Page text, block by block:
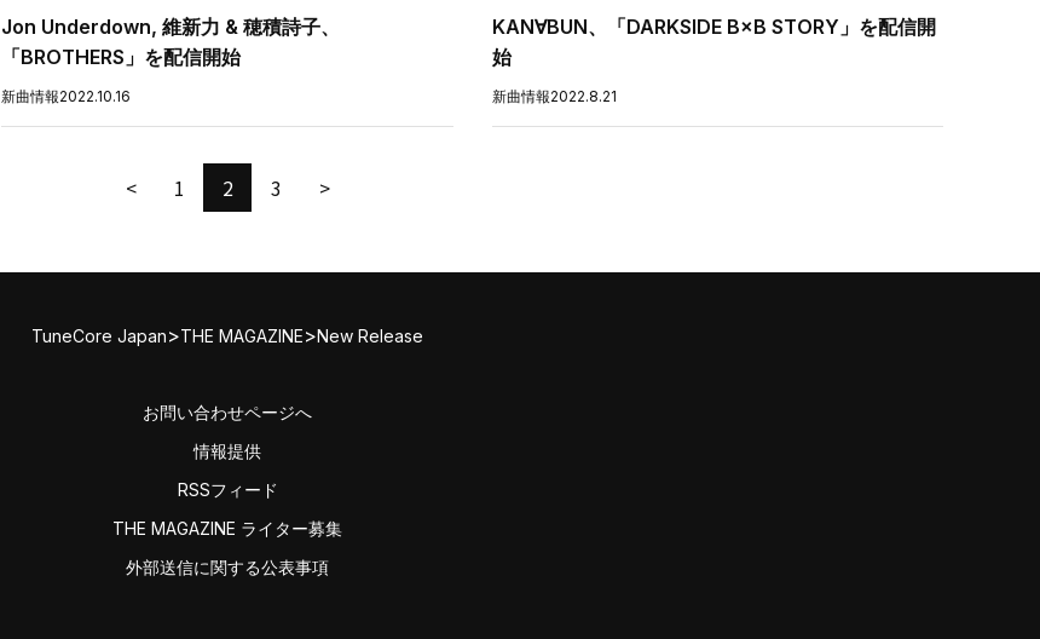
Jon Underdown, 維新力 & 穂積詩子、
「BROTHERS」を配信開始
新曲情報2022.10.16
KAN∀BUN、「DARKSIDE B×B STORY」を配信開
始
新曲情報2022.8.21
< 1 2 3 >
TuneCore Japan>THE MAGAZINE>New Release
お問い合わせページへ
情報提供
RSSフィード
THE MAGAZINE ライター募集
外部送信に関する公表事項